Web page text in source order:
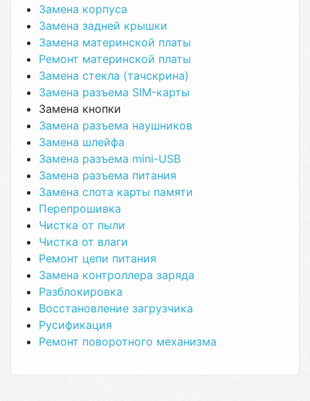
Замена корпуса
Замена задней крышки
Замена материнской платы
Ремонт материнской платы
Замена стекла (тачскрина)
Замена разъема SIM-карты
Замена кнопки
Замена разъема наушников
Замена шлейфа
Замена разъема mini-USB
Замена разъема питания
Замена слота карты памяти
Перепрошивка
Чистка от пыли
Чистка от влаги
Ремонт цепи питания
Замена контроллера заряда
Разблокировка
Восстановление загрузчика
Русификация
Ремонт поворотного механизма